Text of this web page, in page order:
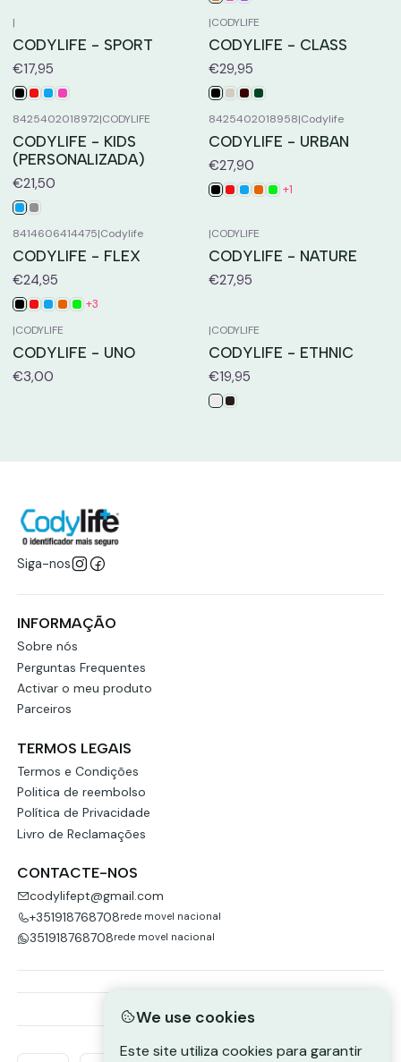
|
CODYLIFE - SPORT
€17,95
|CODYLIFE
CODYLIFE - CLASS
€29,95
8425402018972|CODYLIFE
CODYLIFE - KIDS
(PERSONALIZADA)
€21,50
8425402018958|Codylife
CODYLIFE - URBAN
€27,90
+1
8414606414475|Codylife
CODYLIFE - FLEX
€24,95
+3
|CODYLIFE
CODYLIFE - NATURE
€27,95
|CODYLIFE
CODYLIFE - UNO
€3,00
|CODYLIFE
CODYLIFE - ETHNIC
€19,95
Siga-nos
INFORMAÇÃO
Sobre nós
Perguntas Frequentes
Activar o meu produto
Parceiros
TERMOS LEGAIS
Termos e Condições
Politica de reembolso
Política de Privacidade
Livro de Reclamações
CONTACTE-NOS
codylifept@gmail.com
+351918768708rede movel nacional
351918768708rede movel nacional
We use cookies
Este site utiliza cookies para garantir